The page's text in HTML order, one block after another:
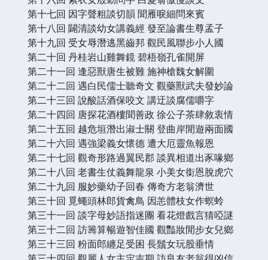
第十七回 因字聲粗談切韻 聞雁唳細問來賓
第十八回 闢清談幼女講義經 發至論書生尊孟子
第十九回 受女辱潛逃黑齒邦 觀民風聯步小人國
第二十回 丹桂岩山雞舞鏡 碧梧嶺孔雀開屏
第二十一回 逢惡獸唐生被難 施神槍魏女解圍
第二十二回 遇白民儒士聽奇文 觀藥獸武夫發妙論
第二十三回 說酸話酒保咬文 講迂談腐儒嚼字
第二十四回 唐探花酒樓聞善政 徐公子茶肆敘衷情
第二十五回 越危垣潛出淑士關 登曲岸閒遊兩面國
第二十六回 遇強梁義女懷德 遭大厄靈魚報恩
第二十七回 觀奇形路過翼民郡 談異相道出豕喙鄉
第二十八回 老書生仗義舞龍泉 小美女銜恩脫虎穴
第二十九回 服妙藥幼子回春 傳奇方老翁濟世
第三十回 覓蠅頭林郎貨禽鳥 因恙體枝女作螟蛉
第三十一回 談字母妙語指迷團 看花燈戲言猜啞謎
第三十二回 訪籌算暢遊智佳國 觀豔妝閒步女兒鄉
第三十三回 粉面郎纏足受困 長鬚女玩股垂情